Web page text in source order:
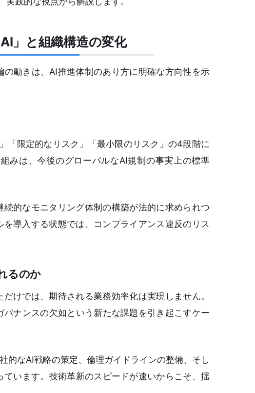
」と組織構造の変化
動きは、AI推進体制のあり方に明確な方向性を示
「限定的なリスク」「最小限のリスク」の4段階に
みは、今後のグローバルなAI規制の事実上の標準
的なモニタリング体制の構築が法的に求められつ
導入する状態では、コンプライアンス違反のリス
るのか
けでは、期待される業務効率化は実現しません。
ナンスの欠如という新たな課題を引き起こすケー
的なAI戦略の策定、倫理ガイドラインの整備、そし
います。技術革新のスピードが速いからこそ、揺